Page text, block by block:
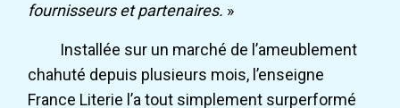
fournisseurs et partenaires. »
Installée sur un marché de l’ameublement
chahuté depuis plusieurs mois, l’enseigne
France Literie l’a tout simplement surperformé